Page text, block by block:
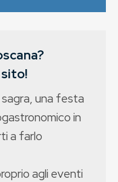
una festa
in
a farlo
agli eventi